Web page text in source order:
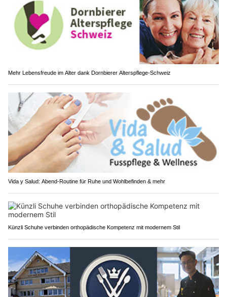
Mehr Lebensfreude im Alter dank Dornbierer Alterspflege-Schweiz
Vida y Salud: Abend-Routine für Ruhe und Wohlbefinden & mehr
Künzli Schuhe verbinden orthopädische Kompetenz mit modernem Stil